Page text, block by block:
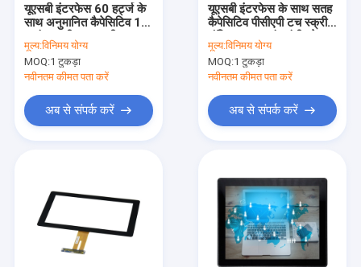
यूएसबी इंटरफेस 60 हर्ट्ज के
साथ अनुमानित कैपेसिटिव 10
प्वाइंट मल्टी टच स्क्रीन
मूल्य:विनिमय योग्य
MOQ:1 टुकड़ा
नवीनतम कीमत पता करें
अब से संपर्क करें
यूएसबी इंटरफेस के साथ सतह
कैपेसिटिव पीसीएपी टच स्क्रीन
मॉनिटर 10.4 इंच एंटी ग्लेयर
मूल्य:विनिमय योग्य
MOQ:1 टुकड़ा
नवीनतम कीमत पता करें
अब से संपर्क करें